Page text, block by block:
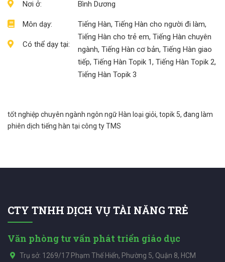
Nơi ở:
Môn dạy:
Có thể dạy tại:
Bình Dương
Tiếng Hàn, Tiếng Hàn cho người đi làm,
Tiếng Hàn cho trẻ em, Tiếng Hàn chuyên
ngành, Tiếng Hàn cơ bản, Tiếng Hàn giao
tiếp, Tiếng Hàn Topik 1, Tiếng Hàn Topik 2,
Tiếng Hàn Topik 3
tốt nghiệp chuyên ngành ngôn ngữ Hàn loại giỏi, topik 5, đang làm
phiên dịch tiếng hàn tại công ty TMS
CTY TNHH DỊCH VỤ TÀI NĂNG TRẺ
Văn phòng tư vấn phát triển giáo dục
Trụ sở: 1269/17 Phạm Thế Hiển, Phường 5, Quận 8, HCM